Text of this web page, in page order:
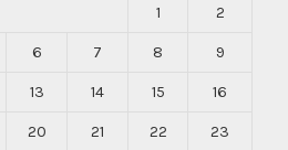
1 2
6 7 8 9
13 14 15 16
20 21 22 23